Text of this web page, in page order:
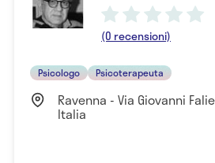
(0 recensioni)
Psicologo Psicoterapeuta
Ravenna - Via Giovanni
Italia